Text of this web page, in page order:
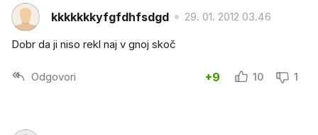
kkkkkkkyfgfdhfsdgd 29. 01. 2012 03.46
Dobr da ji niso rekl naj v gnoj skoč
Odgovori +9 10 1